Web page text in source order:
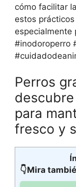
cómo facilitar
estos
especialmente
#inodoroperro
Perros
para
fresco y
👇Mira